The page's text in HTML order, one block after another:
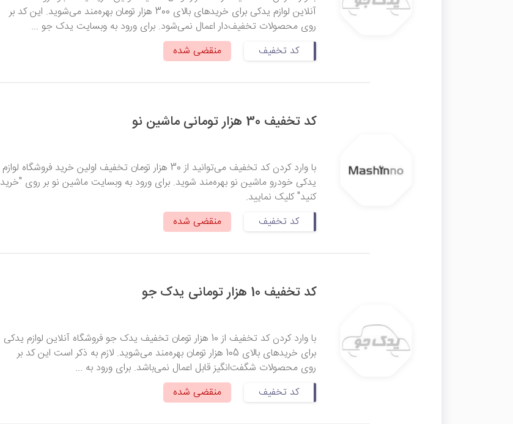
آنلاین لوازم یدکی برای خریدهای بالای 300 هزار تومان بهره‌مند می‌شوید. این کد بر
روی محصولات تخفیف‌دار اعمال نمی‌شود. برای ورود به وبسایت یدک جو ...
کد تخفیف
منقضی شده
کد تخفیف 30 هزار تومانی ماشین نو
با وارد کردن کد تخفیف می‌توانید از 30 هزار تومان تخفیف اولین خرید فروشگاه لوازم
یدکی خودرو ماشین نو بهره‌مند شوید. برای ورود به وبسایت ماشین نو بر روی "خرید
کنید" کلیک نمایید.
کد تخفیف
منقضی شده
کد تخفیف 10 هزار تومانی یدک جو
با وارد کردن کد تخفیف از 10 هزار تومان تخفیف یدک جو فروشگاه آنلاین لوازم یدکی
برای خریدهای بالای 105 هزار تومان بهره‌مند می‌شوید. لازم به ذکر است این کد بر
روی محصولات شگفت‌انگیز قابل اعمال نمی‌باشد. برای ورود به ...
کد تخفیف
منقضی شده